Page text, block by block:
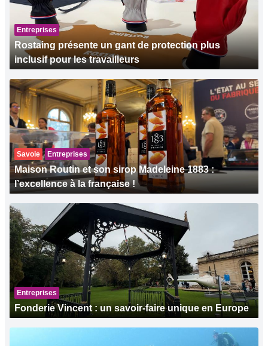
Entreprises
Rostaing présente un gant de protection plus
inclusif pour les travailleurs
Savoie Entreprises
Maison Routin et son sirop Madeleine 1883 :
l’excellence à la française !
Entreprises
Fonderie Vincent : un savoir-faire unique en Europe